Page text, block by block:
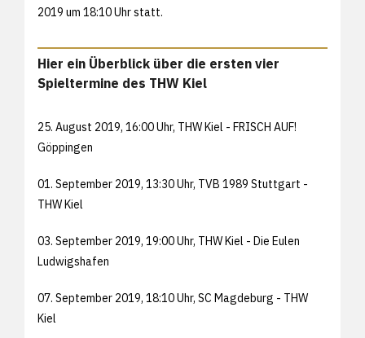
2019 um 18:10 Uhr statt.
Hier ein Überblick über die ersten vier
Spieltermine des THW Kiel
25. August 2019, 16:00 Uhr, THW Kiel - FRISCH AUF!
Göppingen
01. September 2019, 13:30 Uhr, TVB 1989 Stuttgart -
THW Kiel
03. September 2019, 19:00 Uhr, THW Kiel - Die Eulen
Ludwigshafen
07. September 2019, 18:10 Uhr, SC Magdeburg - THW
Kiel